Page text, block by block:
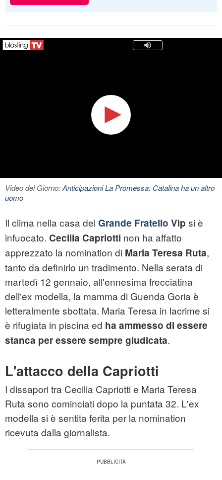
Video del Giorno:Anticipazioni La Promessa: Catalina ha un altro
uomo
Il clima nella casa del Grande Fratello Vip si è
infuocato. Cecilia Capriotti non ha affatto
apprezzato la nomination di Maria Teresa Ruta,
tanto da definirlo un tradimento. Nella serata di
martedì 12 gennaio, all'ennesima frecciatina
dell'ex modella, la mamma di Guenda Goria è
letteralmente sbottata. Maria Teresa in lacrime si
è rifugiata in piscina ed ha ammesso di essere
stanca per essere sempre giudicata.
L'attacco della Capriotti
I dissapori tra Cecilia Capriotti e Maria Teresa
Ruta sono cominciati dopo la puntata 32. L'ex
modella si è sentita ferita per la nomination
ricevuta dalla giornalista.